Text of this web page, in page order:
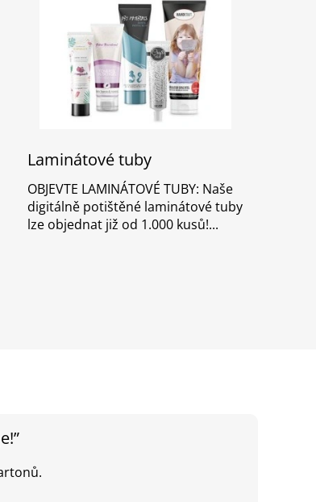
Laminátové tuby
OBJEVTE LAMINÁTOVÉ TUBY: Naše
digitálně potištěné laminátové tuby
lze objednat již od 1.000 kusů!